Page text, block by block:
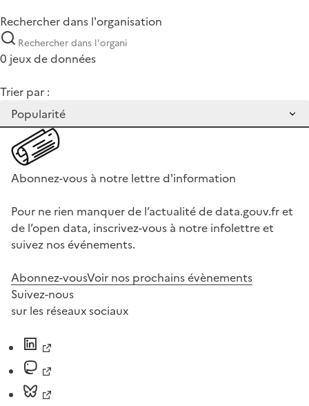
Rechercher dans l'organisation
0 jeux de données
Trier par :
Abonnez-vous à notre lettre d'information
Pour ne rien manquer de l’actualité de data.gouv.fr et
de l’open data, inscrivez-vous à notre infolettre et
suivez nos événements.
Abonnez-vousVoir nos prochains évènements
Suivez-nous
sur les réseaux sociaux